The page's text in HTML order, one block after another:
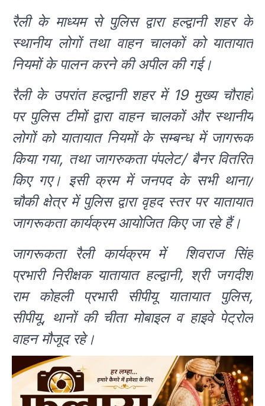
रैली के माध्यम से पुलिस द्वारा हल्द्वानी शहर के
स्थानीय लोगों तथा वाहन चालकों को यातायात
नियमों के पालन करने की अपील की गई।
रैली के उपरांत हल्द्वानी शहर में 19 मुख्य चौराहों
पर पुलिस टीमों द्वारा वाहन चालकों और स्थानीय
लोगों को यातायात नियमों के सम्बन्ध में जागरूक
किया गया, तथा जागरुकता पंपलेट/ बैनर वितरित
किए गए। इसी क्रम में जनपद के सभी थाना/
चौकी क्षेत्र में पुलिस द्वारा वृहद स्तर पर यातायात
जागरूकता कार्यक्रम आयोजित किए जा रहे हैं।
जागरूकता रैली कार्यक्रम में शिवराज सिंह
प्रभारी निरीक्षक यातायात हल्द्वानी, श्री जगदीश
राम कोहली प्रभारी सीपीयू यातायात पुलिस,
सीपीयू, थानों की चीता मोबाइल व हाइवे पेट्रोल
वाहन मौजूद रहे।